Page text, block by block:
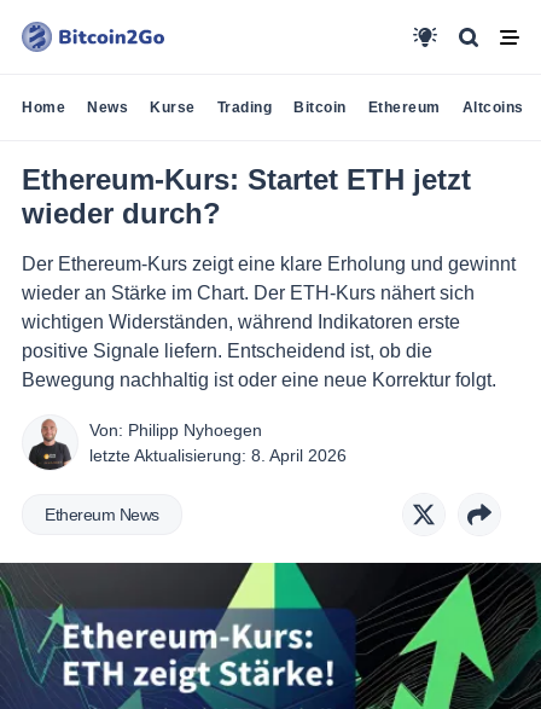
Home News Kurse Trading Bitcoin Ethereum Altcoins
Ethereum-Kurs: Startet ETH jetzt
wieder durch?
Der Ethereum-Kurs zeigt eine klare Erholung und gewinnt
wieder an Stärke im Chart. Der ETH-Kurs nähert sich
wichtigen Widerständen, während Indikatoren erste
positive Signale liefern. Entscheidend ist, ob die
Bewegung nachhaltig ist oder eine neue Korrektur folgt.
Von: Philipp Nyhoegen
letzte Aktualisierung: 8. April 2026
Ethereum News